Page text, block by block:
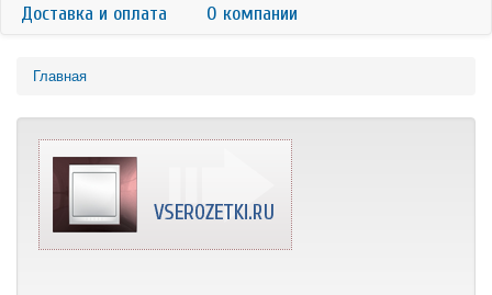
Доставка и оплата
О компании
Главная